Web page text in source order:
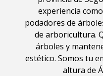
experiencia
podadores de
de arboricultura.
árboles y
estético. Somos tu
altura de